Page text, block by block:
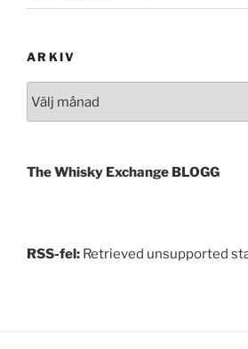
ARKIV
The Whisky Exchange BLOGG
RSS-fel: Retrieved unsupported